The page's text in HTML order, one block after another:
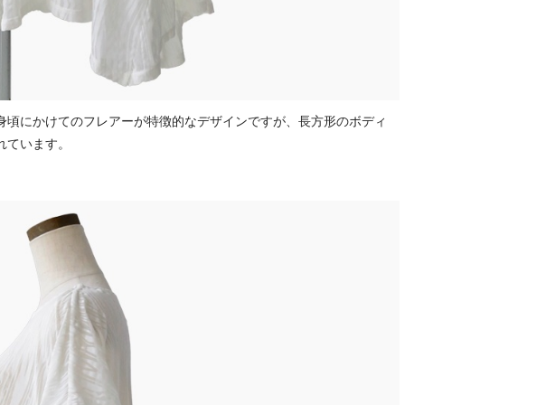
にかけてのフレアーが特徴的なデザインですが、長方形のボディ
います。